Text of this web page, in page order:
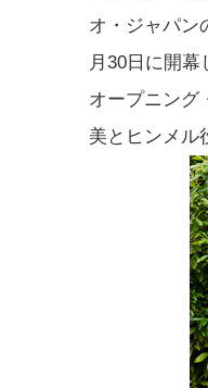
オ・ジャパン
月30日に開
オープニング
美とヒンメル